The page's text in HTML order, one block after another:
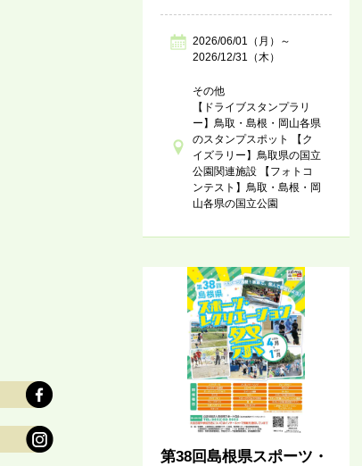
2026/06/01（月）～
2026/12/31（木）
その他
【ドライブスタンプラリ
ー】鳥取・島根・岡山各県
のスタンプスポット 【ク
イズラリー】鳥取県の国立
公園関連施設 【フォトコ
ンテスト】鳥取・島根・岡
山各県の国立公園
第38回島根県スポーツ・